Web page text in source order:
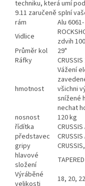
techniku, která umí
9.11 zaručeně splní
rám
Alu
Vidlice
zdvih
Průměr kol
29"
Ráfky
hmotnost
Vážení
všichni
snížené
nechat
nosnost
120 kg
řídítka
představec
gripy
hlavové
složení
Výráběné
18, 20, 22